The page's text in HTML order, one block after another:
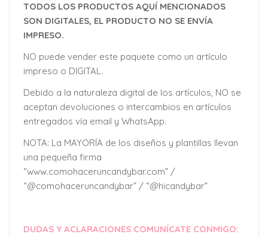
TODOS LOS PRODUCTOS AQUÍ MENCIONADOS
SON DIGITALES, EL PRODUCTO NO SE ENVÍA
IMPRESO.
NO puede vender este paquete como un artículo
impreso o DIGITAL.
Debido a la naturaleza digital de los artículos, NO se
aceptan devoluciones o intercambios en artículos
entregados vía email y WhatsApp.
NOTA: La MAYORÍA de los diseños y plantillas llevan
una pequeña firma
“www.comohaceruncandybar.com” /
“@comohaceruncandybar” / “@hicandybar”
DUDAS Y ACLARACIONES COMUNÍCATE CONMIGO: